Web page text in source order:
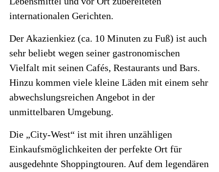
internationalen Gerichten.
Der Akazienkiez (ca. 10 Minuten zu Fuß) ist auch
sehr beliebt wegen seiner gastronomischen
Vielfalt mit seinen Cafés, Restaurants und Bars.
Hinzu kommen viele kleine Läden mit einem sehr
abwechslungsreichen Angebot in der
unmittelbaren Umgebung.
Die „City-West“ ist mit ihren unzähligen
Einkaufsmöglichkeiten der perfekte Ort für
ausgedehnte Shoppingtouren. Auf dem legendären